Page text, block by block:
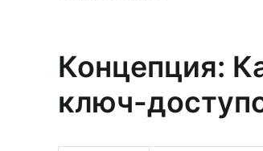
Концепция:
ключ-